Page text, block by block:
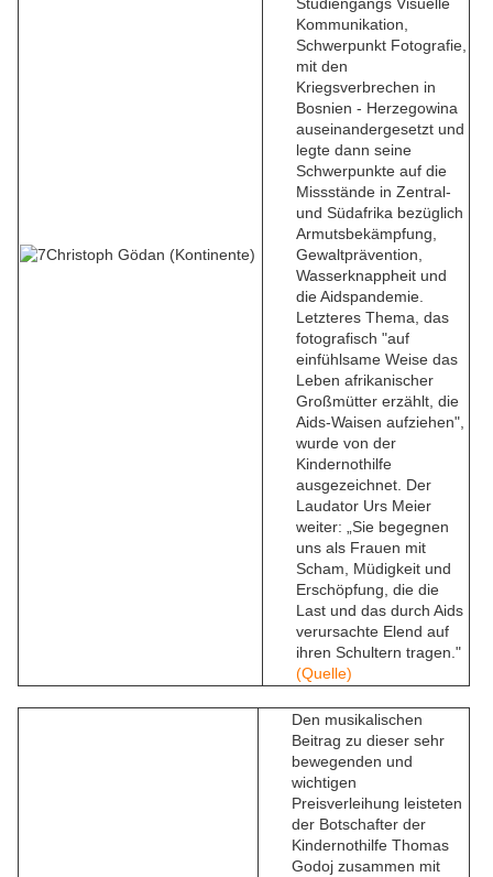
Kommunikation,
Schwerpunkt Fotografie,
mit den
Kriegsverbrechen in
Bosnien - Herzegowina
auseinandergesetzt und
legte dann seine
Schwerpunkte auf die
Missstände in Zentral-
und Südafrika bezüglich
Armutsbekämpfung,
Gewaltprävention,
Wasserknappheit und
die Aidspandemie.
Letzteres Thema, das
fotografisch "auf
einfühlsame Weise das
Leben afrikanischer
Großmütter erzählt, die
Aids-Waisen aufziehen",
wurde von der
Kindernothilfe
ausgezeichnet. Der
Laudator Urs Meier
weiter: „Sie begegnen
uns als Frauen mit
Scham, Müdigkeit und
Erschöpfung, die die
Last und das durch Aids
verursachte Elend auf
ihren Schultern tragen."
(Quelle)
Den musikalischen
Beitrag zu dieser sehr
bewegenden und
wichtigen
Preisverleihung leisteten
der Botschafter der
Kindernothilfe Thomas
Godoj zusammen mit